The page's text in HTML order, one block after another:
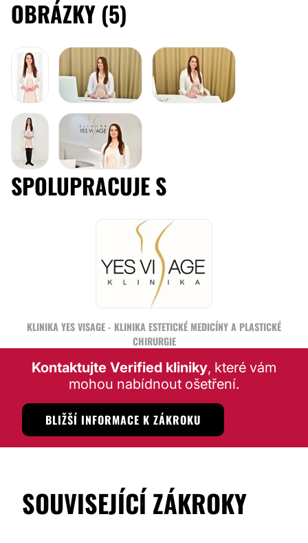
Možnost videokonzultace:
Financování nebo platební prostředky:
OBRÁZKY (5)
SPOLUPRACUJE S
KLINIKA YES VISAGE - KLINIKA ESTETICKÉ MEDICÍNY A PLASTICKÉ
CHIRURGIE
Kontaktujte Verified kliniky, které vám
mohou nabídnout ošetření.
BLIŽŠÍ INFORMACE K ZÁKROKU
SOUVISEJÍCÍ ZÁKROKY